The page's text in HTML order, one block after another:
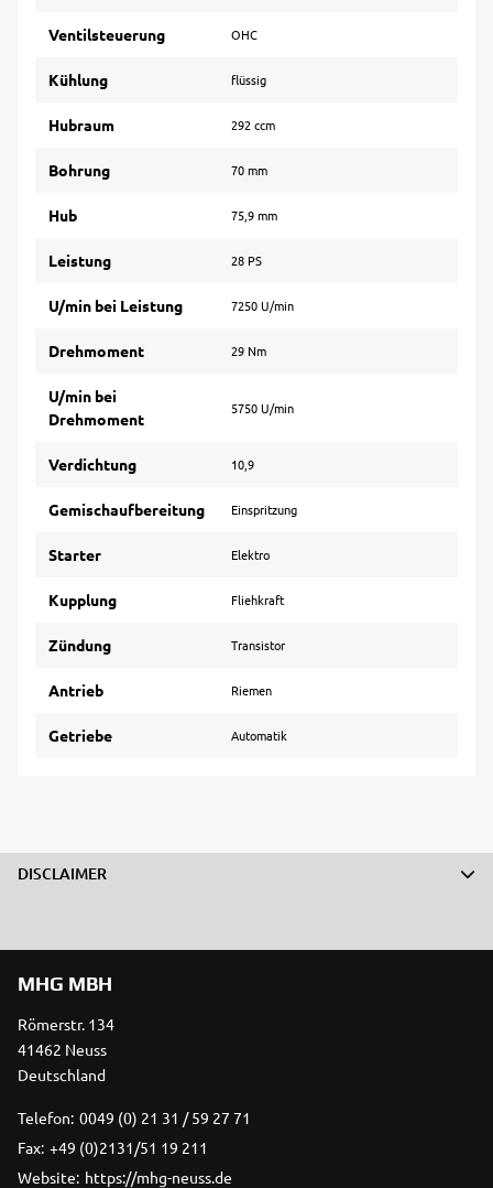
Ventilsteuerung OHC
Kühlung flüssig
Hubraum 292 ccm
Bohrung 70 mm
Hub 75,9 mm
Leistung 28 PS
U/min bei Leistung 7250 U/min
Drehmoment 29 Nm
U/min bei
Drehmoment
5750 U/min
Verdichtung 10,9
Gemischaufbereitung Einspritzung
Starter Elektro
Kupplung Fliehkraft
Zündung Transistor
Antrieb Riemen
Getriebe Automatik
DISCLAIMER
MHG MBH
Römerstr. 134
41462 Neuss
Deutschland
Telefon: 0049 (0) 21 31 / 59 27 71
Fax: +49 (0)2131/51 19 211
Website: https://mhg-neuss.de